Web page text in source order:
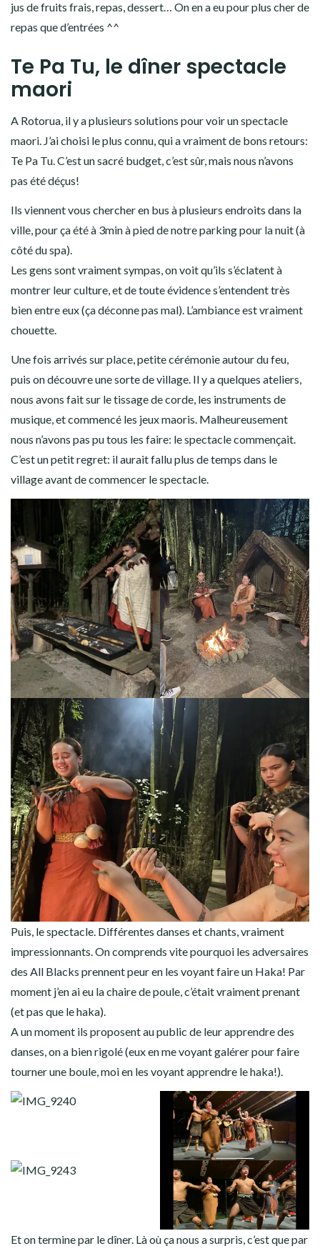
jus de fruits frais, repas, dessert… On en a eu pour plus cher de
repas que d’entrées ^^
Te Pa Tu, le dîner spectacle
maori
A Rotorua, il y a plusieurs solutions pour voir un spectacle
maori. J’ai choisi le plus connu, qui a vraiment de bons retours:
Te Pa Tu. C’est un sacré budget, c’est sûr, mais nous n’avons
pas été déçus!
Ils viennent vous chercher en bus à plusieurs endroits dans la
ville, pour ça été à 3min à pied de notre parking pour la nuit (à
côté du spa).
Les gens sont vraiment sympas, on voit qu’ils s’éclatent à
montrer leur culture, et de toute évidence s’entendent très
bien entre eux (ça déconne pas mal). L’ambiance est vraiment
chouette.
Une fois arrivés sur place, petite cérémonie autour du feu,
puis on découvre une sorte de village. Il y a quelques ateliers,
nous avons fait sur le tissage de corde, les instruments de
musique, et commencé les jeux maoris. Malheureusement
nous n’avons pas pu tous les faire: le spectacle commençait.
C’est un petit regret: il aurait fallu plus de temps dans le
village avant de commencer le spectacle.
Puis, le spectacle. Différentes danses et chants, vraiment
impressionnants. On comprends vite pourquoi les adversaires
des All Blacks prennent peur en les voyant faire un Haka! Par
moment j’en ai eu la chaire de poule, c’était vraiment prenant
(et pas que le haka).
A un moment ils proposent au public de leur apprendre des
danses, on a bien rigolé (eux en me voyant galérer pour faire
tourner une boule, moi en les voyant apprendre le haka!).
Et on termine par le dîner. Là où ça nous a surpris, c’est que par